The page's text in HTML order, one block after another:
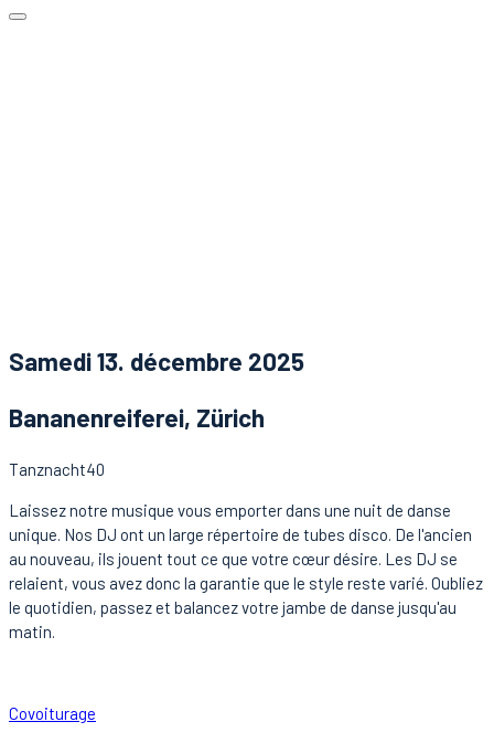
Samedi 13. décembre 2025
Bananenreiferei, Zürich
Tanznacht40
Laissez notre musique vous emporter dans une nuit de danse
unique. Nos DJ ont un large répertoire de tubes disco. De l'ancien
au nouveau, ils jouent tout ce que votre cœur désire. Les DJ se
relaient, vous avez donc la garantie que le style reste varié. Oubliez
le quotidien, passez et balancez votre jambe de danse jusqu'au
matin.
Covoiturage